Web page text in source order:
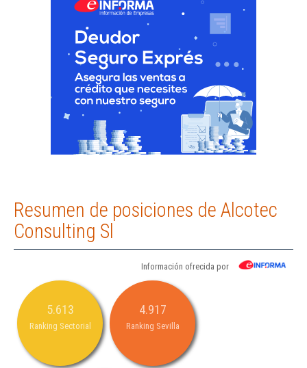
Resumen de posiciones de Alcotec
Consulting Sl
Información ofrecida por
5.613
Ranking Sectorial
4.917
Ranking Sevilla